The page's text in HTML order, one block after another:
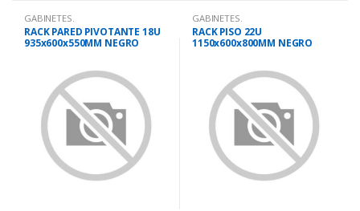
GABINETES.
RACK PARED PIVOTANTE 18U
935x600x550MM NEGRO
GABINETES.
RACK PISO 22U
1150x600x800MM NEGRO